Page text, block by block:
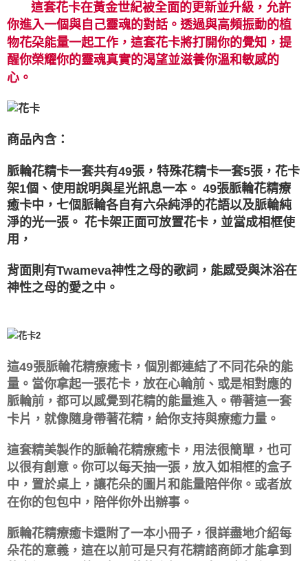
這套花卡在黃金世紀被全面的更新並升級，允許
你進入一個與自己靈魂的對話。透過與高頻振動的植
物花朶能量一起工作，這套花卡將打開你的覺知，提
醒你榮耀你的靈魂真實的渴望並滋養你溫和敏感的
心。
商品內含：
脈輪花精卡一套共有49張，特殊花精卡一套5張，花卡
架1個、使用說明與星光訊息一本。 49張脈輪花精療
癒卡中，七個脈輪各自有六朵純淨的花語以及脈輪純
淨的光一張。 花卡架正面可放置花卡，並當成相框使
用，
背面則有Twameva神性之母的歌詞，能感受與沐浴在
神性之母的愛之中。
這49張脈輪花精療癒卡，個別都連結了不同花朵的能
量。當你拿起一張花卡，放在心輪前、或是相對應的
脈輪前，都可以感覺到花精的能量進入。帶著這一套
卡片，就像隨身帶著花精，給你支持與療癒力量。
這套精美製作的脈輪花精療癒卡，用法很簡單，也可
以很有創意。你可以每天抽一張，放入如相框的盒子
中，置於桌上，讓花朵的圖片和能量陪伴你。或者放
在你的包包中，陪伴你外出辦事。
脈輪花精療癒卡還附了一本小冊子，很詳盡地介紹每
朵花的意義，這在以前可是只有花精諮商師才能拿到